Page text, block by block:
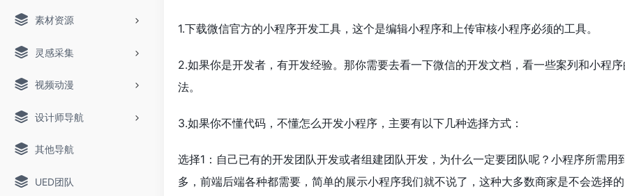
素材资源
灵感采集
视频动漫
设计师导航
其他导航
UED团队
1.下载微信官方的小程序开发工具，这个是编辑小程序和上传审核小程序必须的工具。
2.如果你是开发者，有开发经验。那你需要去看一下微信的开发文档，看一些案列和小程
法。
3.如果你不懂代码，不懂怎么开发小程序，主要有以下几种选择方式：
选择1：自己已有的开发团队开发或者组建团队开发，为什么一定要团队呢？小程序所需用
多，前端后端各种都需要，简单的展示小程序我们就不说了，这种大多数商家是不会选择